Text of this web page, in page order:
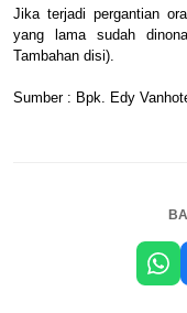
Jika terjadi pergantian
yang lama sudah
Tambahan disi).
Sumber : Bpk. Edy